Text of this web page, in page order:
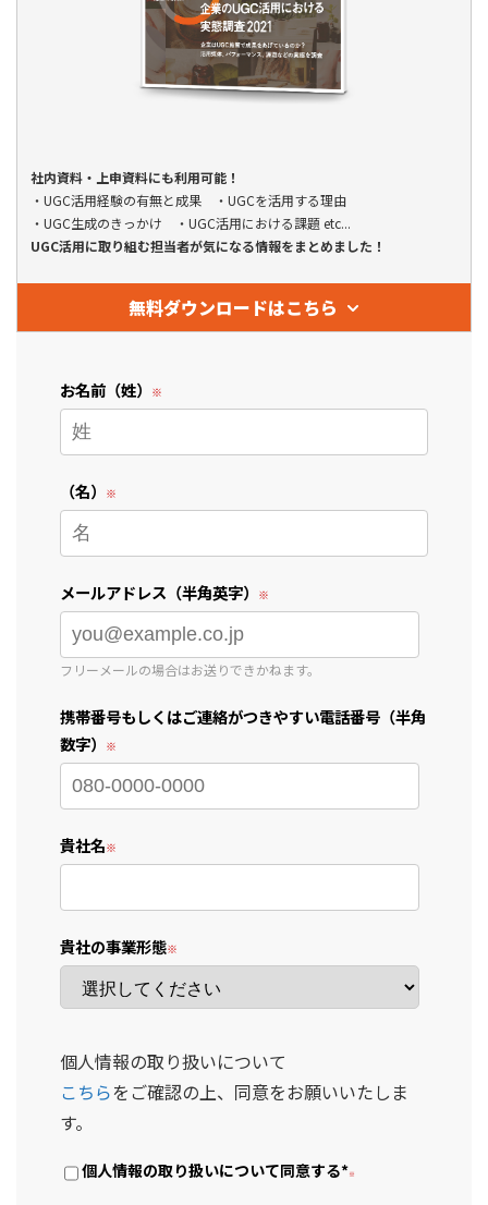
社内資料・上申資料にも利用可能！
・UGC活用経験の有無と成果 ・UGCを活用する理由
・UGC生成のきっかけ ・UGC活用における課題 etc...
UGC活用に取り組む担当者が気になる情報をまとめました！
無料ダウンロードはこちら
お名前（姓）
（名）
メールアドレス（半角英字）
フリーメールの場合はお送りできかねます。
携帯番号もしくはご連絡がつきやすい電話番号（半角
数字）
貴社名
貴社の事業形態
個人情報の取り扱いについて
こちらをご確認の上、同意をお願いいたしま
す。
個人情報の取り扱いについて同意する*